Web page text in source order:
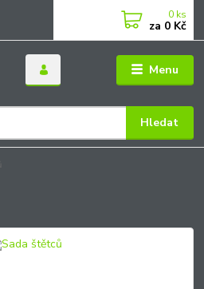
Menu
Hledat
0 ks
za 0 Kč